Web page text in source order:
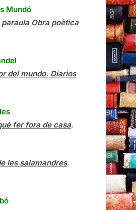
Mundó
Obra poètica
del mundo. Diarios
fer fora de casa.
les salamandres.